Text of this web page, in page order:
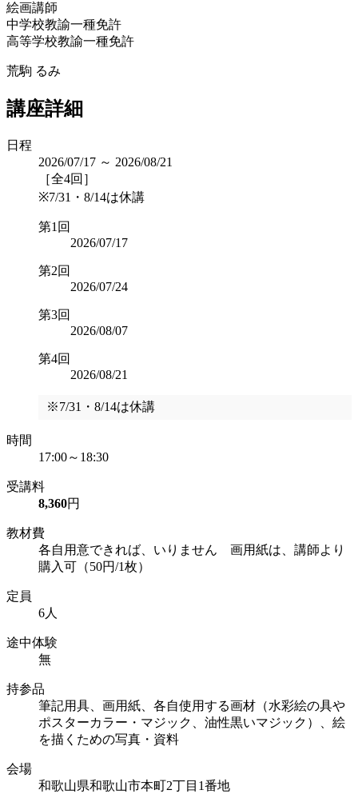
絵画講師
中学校教諭一種免許
高等学校教諭一種免許
荒駒 るみ
講座詳細
日程
2026/07/17 ～ 2026/08/21
［全4回］
※7/31・8/14は休講
第1回
2026/07/17
第2回
2026/07/24
第3回
2026/08/07
第4回
2026/08/21
※7/31・8/14は休講
時間
17:00～18:30
受講料
8,360円
教材費
各自用意できれば、いりません 画用紙は、講師より
購入可（50円/1枚）
定員
6人
途中体験
無
持参品
筆記用具、画用紙、各自使用する画材（水彩絵の具や
ポスターカラー・マジック、油性黒いマジック）、絵
を描くための写真・資料
会場
和歌山県和歌山市本町2丁目1番地